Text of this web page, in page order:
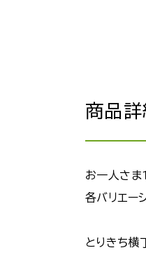
商品詳
お一人さま
各バリエー
とりきち横